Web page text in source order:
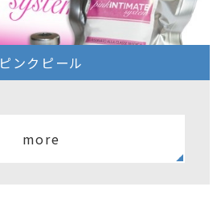
ピンクピール
more